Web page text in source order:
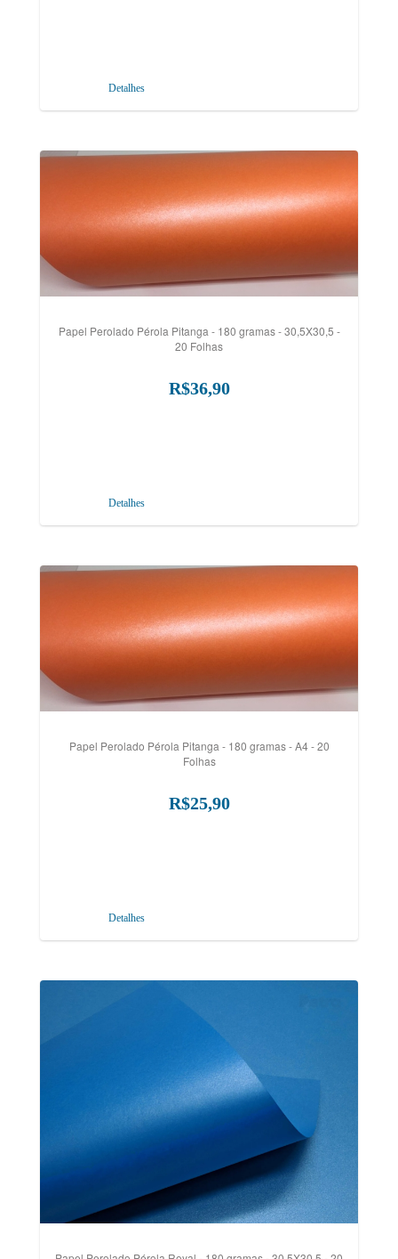
Detalhes
Papel Perolado Pérola Pitanga - 180 gramas - 30,5X30,5 -
20 Folhas
R$36,90
Detalhes
Papel Perolado Pérola Pitanga - 180 gramas - A4 - 20
Folhas
R$25,90
Detalhes